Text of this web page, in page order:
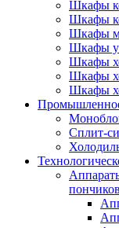
Шкафы
Шкафы
Шкафы
Шкафы
Шкафы
Шкафы
Шкафы
Сплит-